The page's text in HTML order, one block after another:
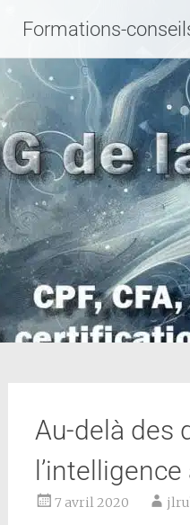
Formations-
Au-delà des
7 avril 2020